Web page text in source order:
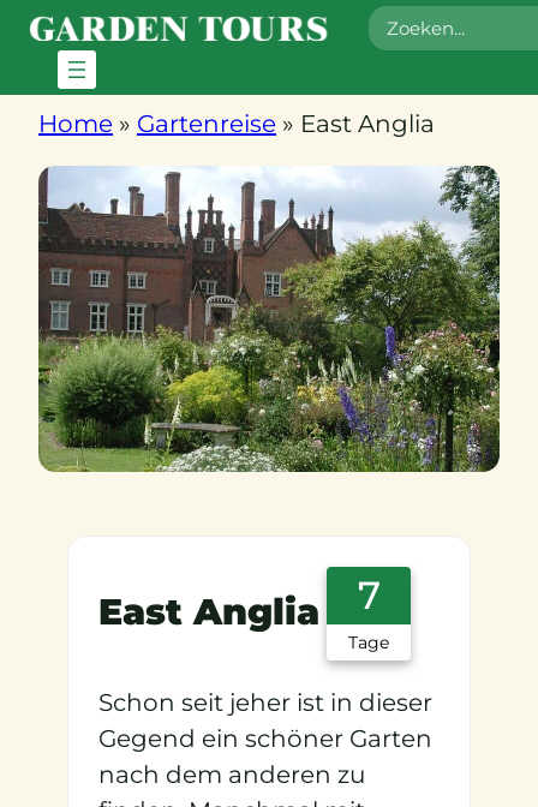
Zoeken
Home » Gartenreise » East Anglia
East Anglia 7
Tage
Schon seit jeher ist in dieser
Gegend ein schöner Garten
nach dem anderen zu